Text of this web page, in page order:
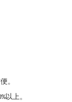
。
上。